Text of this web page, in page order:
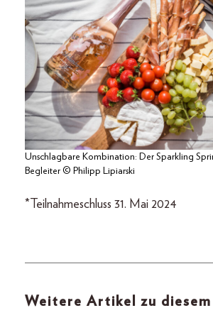
Unschlagbare Kombination: Der Sparkling
Begleiter © Philipp Lipiarski
*Teilnahmeschluss 31. Mai 2024
Weitere Artikel zu diesem